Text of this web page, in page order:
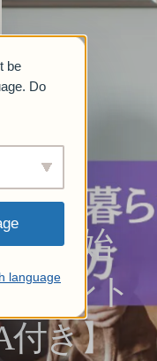
活を始
イント
付き】
be
Do
language